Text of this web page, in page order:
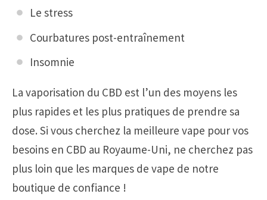
Le stress
Courbatures post-entraînement
Insomnie
La vaporisation du CBD est l’un des moyens les
plus rapides et les plus pratiques de prendre sa
dose. Si vous cherchez la meilleure vape pour vos
besoins en CBD au Royaume-Uni, ne cherchez pas
plus loin que les marques de vape de notre
boutique de confiance !